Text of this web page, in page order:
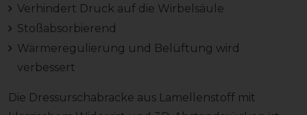
Verhindert Druck auf die Wirbelsäule
Stoßabsorbierend
Wärmeregulierung und Belüftung wird
verbessert
Die Dressurschabracke aus Lamellenstoff mit